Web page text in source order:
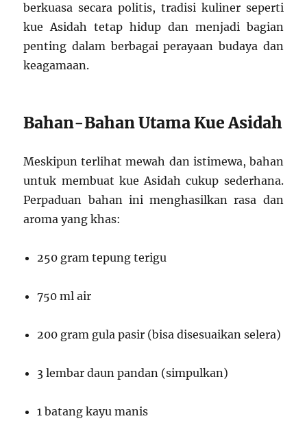
berkuasa secara politis, tradisi kuliner seperti
kue Asidah tetap hidup dan menjadi bagian
penting dalam berbagai perayaan budaya dan
keagamaan.
Bahan-Bahan Utama Kue Asidah
Meskipun terlihat mewah dan istimewa, bahan
untuk membuat kue Asidah cukup sederhana.
Perpaduan bahan ini menghasilkan rasa dan
aroma yang khas:
250 gram tepung terigu
750 ml air
200 gram gula pasir (bisa disesuaikan selera)
3 lembar daun pandan (simpulkan)
1 batang kayu manis